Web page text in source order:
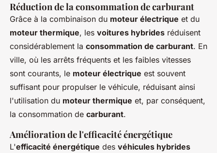
Réduction de la consommation de carburant
Grâce à la combinaison du moteur électrique et du
moteur thermique, les voitures hybrides réduisent
considérablement la consommation de carburant. En
ville, où les arrêts fréquents et les faibles vitesses
sont courants, le moteur électrique est souvent
suffisant pour propulser le véhicule, réduisant ainsi
l'utilisation du moteur thermique et, par conséquent,
la consommation de carburant.
Amélioration de l'efficacité énergétique
L'efficacité énergétique des véhicules hybrides